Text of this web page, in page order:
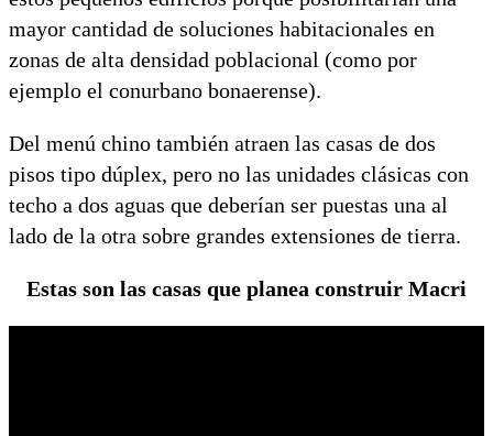
mayor cantidad de soluciones habitacionales en
zonas de alta densidad poblacional (como por
ejemplo el conurbano bonaerense).
Del menú chino también atraen las casas de dos
pisos tipo dúplex, pero no las unidades clásicas con
techo a dos aguas que deberían ser puestas una al
lado de la otra sobre grandes extensiones de tierra.
Estas son las casas que planea construir Macri